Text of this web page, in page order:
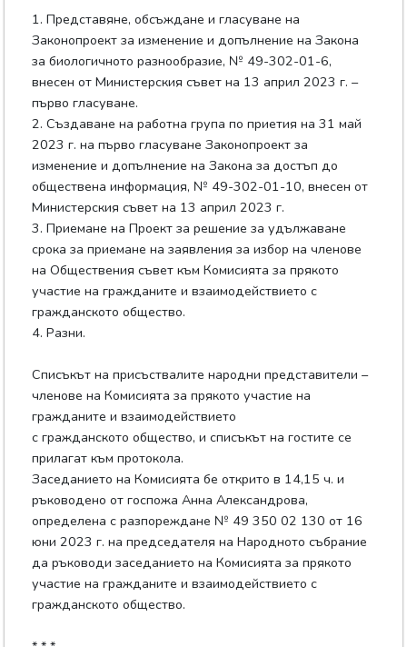
1. Представяне, обсъждане и гласуване на
Законопроект за изменение и допълнение на Закона
за биологичното разнообразие, № 49-302-01-6,
внесен от Министерския съвет на 13 април 2023 г. –
първо гласуване.
2. Създаване на работна група по приетия на 31 май
2023 г. на първо гласуване Законопроект за
изменение и допълнение на Закона за достъп до
обществена информация, № 49-302-01-10, внесен от
Министерския съвет на 13 април 2023 г.
3. Приемане на Проект за решение за удължаване
срока за приемане на заявления за избор на членове
на Обществения съвет към Комисията за прякото
участие на гражданите и взаимодействието с
гражданското общество.
4. Разни.
Списъкът на присъствалите народни представители –
членове на Комисията за прякото участие на
гражданите и взаимодействието
с гражданското общество, и списъкът на гостите се
прилагат към протокола.
Заседанието на Комисията бе открито в 14,15 ч. и
ръководено от госпожа Анна Александрова,
определена с разпореждане № 49 350 02 130 от 16
юни 2023 г. на председателя на Народното събрание
да ръководи заседанието на Комисията за прякото
участие на гражданите и взаимодействието с
гражданското общество.